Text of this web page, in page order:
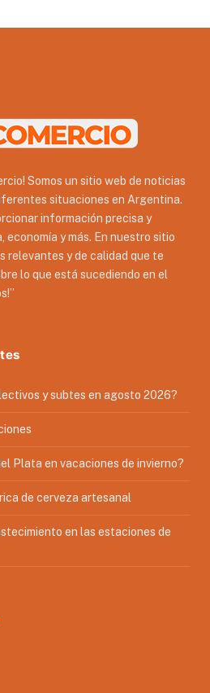
Somos un sitio web de noticias
situaciones en Argentina.
información precisa y
y más. En nuestro sitio
relevantes y de calidad que te
lo que está sucediendo en el
y subtes en agosto 2026?
Plata en vacaciones de invierno?
de cerveza artesanal
en las estaciones de